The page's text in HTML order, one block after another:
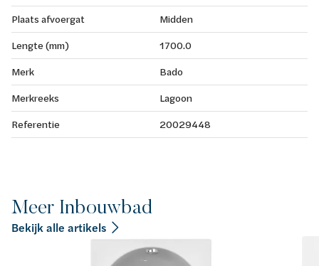
Plaats afvoergat
Midden
Lengte (mm)
1700.0
Merk
Bado
Merkreeks
Lagoon
Referentie
20029448
Meer Inbouwbad
Bekijk alle artikels